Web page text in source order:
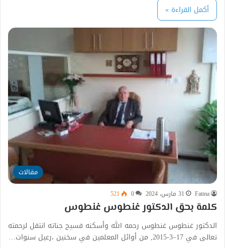
أكمل القراءة »
مقالات
Fatma 31 مارس، 2024 0
521
كلمة بحق الدكتور غنطوس غنطوس
الدكتور غنطوس غنطوس رحمه الله وأسكنه فسيح جناته انتقل لرحمته
تعالى في 17–3-2015, من أوائل المعلمين في سخنين ،رعيل سنوات…